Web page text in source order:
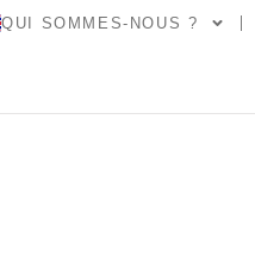
QUI SOMMES-NOUS ?